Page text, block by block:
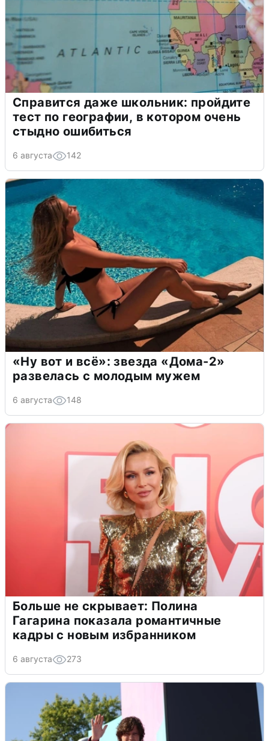
Справится даже школьник: пройдите
тест по географии, в котором очень
стыдно ошибиться
6 августа 142
«Ну вот и всё»: звезда «Дома-2»
развелась с молодым мужем
6 августа 148
Больше не скрывает: Полина
Гагарина показала романтичные
кадры с новым избранником
6 августа 273